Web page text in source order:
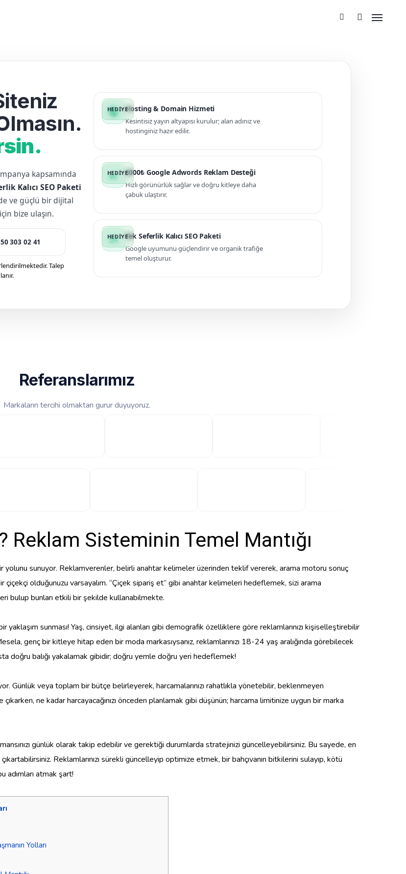
kapsamında
Kalıcı SEO Paketi
ve güçlü bir dijital
bize ulaşın.
303 02 41
Talep
public Hosting & Domain Hizmeti
Kesintisiz yayın altyapısı kurulur; alan adınız ve
hostinginiz hazır edilir.
campaign 3000₺ Google Adwords Reklam Desteği
Hızlı görünürlük sağlar ve doğru kitleye daha
çabuk ulaştırır.
manage_search Tek Seferlik Kalıcı SEO Paketi
Google uyumunu güçlendirir ve organik trafiğe
temel oluşturur.
Referanslarımız
Markaların tercihi olmaktan gurur duyuyoruz.
Reklam Sisteminin Temel Mantığı
yolunu sunuyor. Reklamverenler, belirli anahtar kelimeler üzerinden teklif vererek, arama motoru sonuç
çiçekçi olduğunuzu varsayalım. “Çiçek sipariş et” gibi anahtar kelimeleri hedeflemek, sizi arama
bulup bunları etkili bir şekilde kullanabilmekte.
sunması! Yaş, cinsiyet, ilgi alanları gibi demografik özelliklere göre reklamlarınızı kişiselleştirebilir
genç bir kitleye hitap eden bir moda markasıysanız, reklamlarınızı 18-24 yaş aralığında görebilecek
doğru balığı yakalamak gibidir; doğru yemle doğru yeri hedeflemek!
Günlük veya toplam bir bütçe belirleyerek, harcamalarınızı rahatlıkla yönetebilir, beklenmeyen
ne kadar harcayacağınızı önceden planlamak gibi düşünün; harcama limitinize uygun bir marka
günlük olarak takip edebilir ve gerektiği durumlarda stratejinizi güncelleyebilirsiniz. Bu sayede, en
Reklamlarınızı sürekli güncelleyip optimize etmek, bir bahçıvanın bitkilerini sulayıp, kötü
adımları atmak şart!
Yolları